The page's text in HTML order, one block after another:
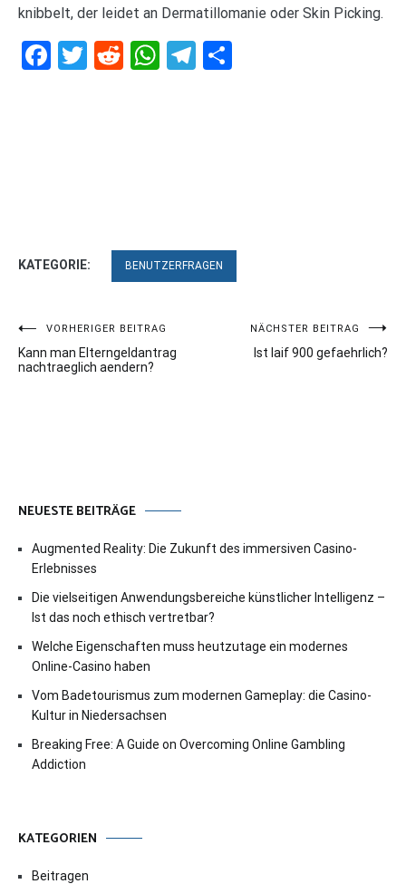
knibbelt, der leidet an Dermatillomanie oder Skin Picking.
Facebook
Twitter
RedditWhatsApp
Telegram
KATEGORIE: BENUTZERFRAGEN
Beitragsnavigation
VORHERIGER BEITRAG
Kann man Elterngeldantrag
nachtraeglich aendern?
NÄCHSTER BEITRAG
Ist laif 900 gefaehrlich?
NEUESTE BEITRÄGE
Augmented Reality: Die Zukunft des immersiven Casino-
Erlebnisses
Die vielseitigen Anwendungsbereiche künstlicher Intelligenz –
Ist das noch ethisch vertretbar?
Welche Eigenschaften muss heutzutage ein modernes
Online-Casino haben
Vom Badetourismus zum modernen Gameplay: die Casino-
Kultur in Niedersachsen
Breaking Free: A Guide on Overcoming Online Gambling
Addiction
KATEGORIEN
Beitragen